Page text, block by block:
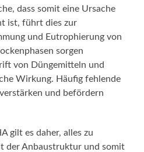
dass somit eine Ursache
ist, führt dies zur
und Eutrophierung von
sorgen
von Düngemitteln und
Wirkung. Häufig fehlende
und befördern
gilt es daher, alles zu
der Anbaustruktur und somit